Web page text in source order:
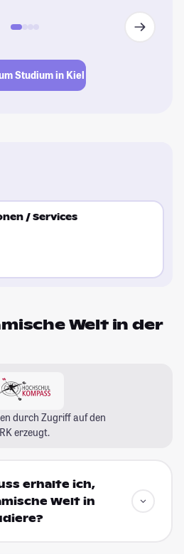
Studium in Kiel
/ Services
Welt in der
durch Zugriff auf den
erzeugt.
erhalte ich,
Welt in